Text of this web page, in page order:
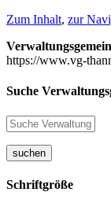
Zum Inhalt, zur
https://www.vg-
Suche
suchen
Schriftgröße